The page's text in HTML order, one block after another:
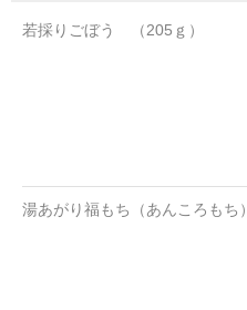
若採りごぼう （205ｇ）
湯あがり福もち（あんころもち）